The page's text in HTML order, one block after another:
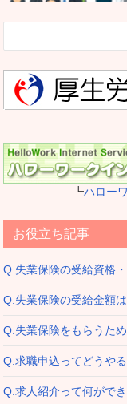
┗ハロー
お役立ち記事
Q.失業保険の受給資格
Q.失業保険の受給金額
Q.失業保険をもらうた
Q.求職申込ってどうや
Q.求人紹介って何がで